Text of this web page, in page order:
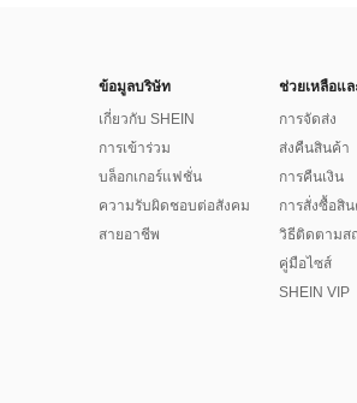
ข้อมูลบริษัท
เกี่ยวกับ SHEIN
การเข้าร่วม
บล็อกเกอร์แฟชั่น
ความรับผิดชอบต่อสังคม
สายอาชีพ
ช่วยเหลือแ
การจัดส่ง
ส่งคืนสินค้า
การคืนเงิน
การสั่งซื้อสิ
วิธีติดตามส
คู่มือไซส์
SHEIN VIP